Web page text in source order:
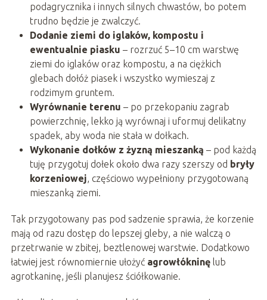
podagrycznika i innych silnych chwastów, bo potem
trudno będzie je zwalczyć.
Dodanie ziemi do iglaków, kompostu i
ewentualnie piasku – rozrzuć 5–10 cm warstwę
ziemi do iglaków oraz kompostu, a na ciężkich
glebach dołóż piasek i wszystko wymieszaj z
rodzimym gruntem.
Wyrównanie terenu – po przekopaniu zagrab
powierzchnię, lekko ją wyrównaj i uformuj delikatny
spadek, aby woda nie stała w dołkach.
Wykonanie dołków z żyzną mieszanką – pod każdą
tuję przygotuj dołek około dwa razy szerszy od bryły
korzeniowej , częściowo wypełniony przygotowaną
mieszanką ziemi.
Tak przygotowany pas pod sadzenie sprawia, że korzenie
mają od razu dostęp do lepszej gleby, a nie walczą o
przetrwanie w zbitej, beztlenowej warstwie. Dodatkowo
łatwiej jest równomiernie ułożyć agrowłókninęlub
agrotkaninę, jeśli planujesz ściółkowanie.